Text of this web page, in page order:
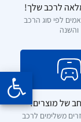
לרכב שלך!
לפי סוג הרכב
והשנה
של מוצרים!
משלימים לרכב